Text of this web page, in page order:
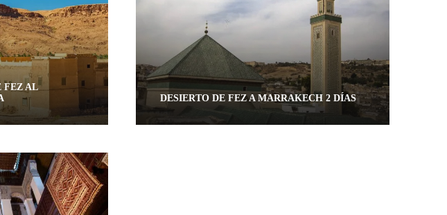
FEZ AL
DESIERTO DE FEZ A MARRAKECH 2 DÍAS